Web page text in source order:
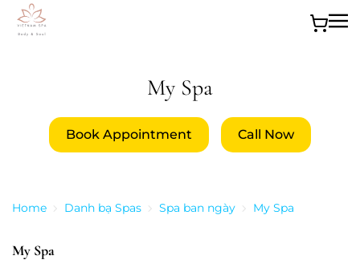
My Spa
Book Appointment Call Now
Home Danh bạ Spas Spa ban ngày My Spa
My Spa